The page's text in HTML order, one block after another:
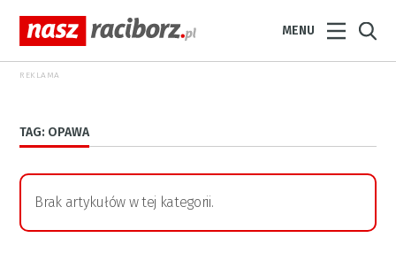
MENU
REKLAMA
TAG: OPAWA
Brak artykułów w tej kategorii.